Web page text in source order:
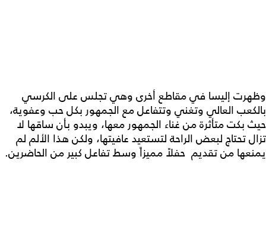
وظهرت إليسا في مقاطع أخرى وهي تجلس على الكرسي
بالكعب العالي وتغني وتتفاعل مع الجمهور بكل حب وعفوية،
حيث بكت متأثرة من غناء الجمهور معها، ويبدو بأن ساقها لا
تزال تحتاج لبعض الراحة لتستعيد عافيتها، ولكن هذا الألم لم
يمنعها من تقديم حفلاً مميزاً وسط تفاعل كبير من الحاضرين.